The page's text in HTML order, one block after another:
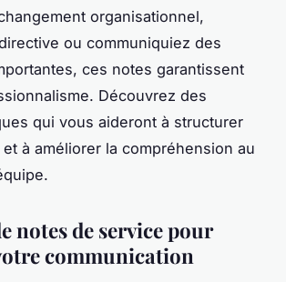
organisationnel,
ou communiquiez des
ces notes garantissent
Découvrez des
qui vous aideront à structurer
à améliorer la compréhension au
notes de service pour
communication